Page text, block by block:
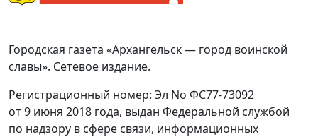
Городская газета «Архангельск — город воинской
славы». Сетевое издание.
Регистрационный номер: Эл No ФС77-73092
от 9 июня 2018 года, выдан Федеральной службой
по надзору в сфере связи, информационных